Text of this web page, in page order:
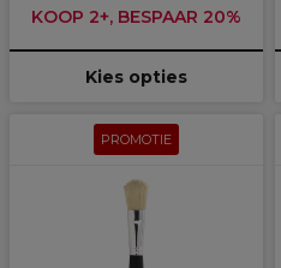
KOOP 2+, BESPAAR 20%
Kies opties
PROMOTIE